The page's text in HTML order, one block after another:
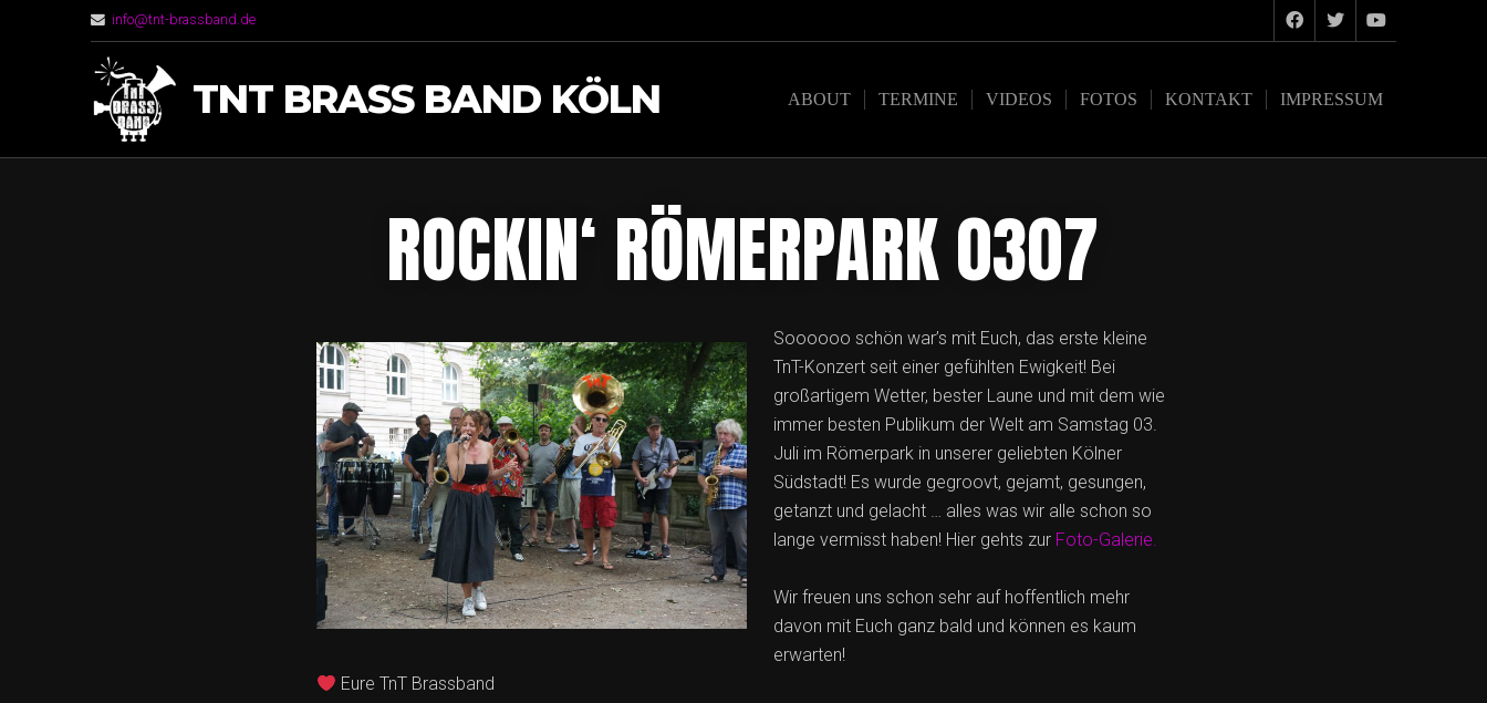
info@tnt-brassband.de
TNT BRASS BAND KÖLN ABOUT TERMINE VIDEOS FOTOS KONTAKT IMPRESSUM
ROCKIN‘ RÖMERPARK 0307
Soooooo schön war’s mit Euch, das erste kleine
TnT-Konzert seit einer gefühlten Ewigkeit! Bei
großartigem Wetter, bester Laune und mit dem wie
immer besten Publikum der Welt am Samstag 03.
Juli im Römerpark in unserer geliebten Kölner
Südstadt! Es wurde gegroovt, gejamt, gesungen,
getanzt und gelacht … alles was wir alle schon so
lange vermisst haben! Hier gehts zur Foto-Galerie.
Wir freuen uns schon sehr auf hoffentlich mehr
davon mit Euch ganz bald und können es kaum
erwarten!
Eure TnT Brassband